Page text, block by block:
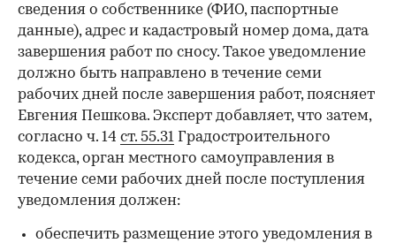
сведения о собственнике (ФИО, паспортные
данные), адрес и кадастровый номер дома, дата
завершения работ по сносу. Такое уведомление
должно быть направлено в течение семи
рабочих дней после завершения работ, поясняет
Евгения Пешкова. Эксперт добавляет, что затем,
согласно ч. 14 ст. 55.31 Градостроительного
кодекса, орган местного самоуправления в
течение семи рабочих дней после поступления
уведомления должен:
обеспечить размещение этого уведомления в